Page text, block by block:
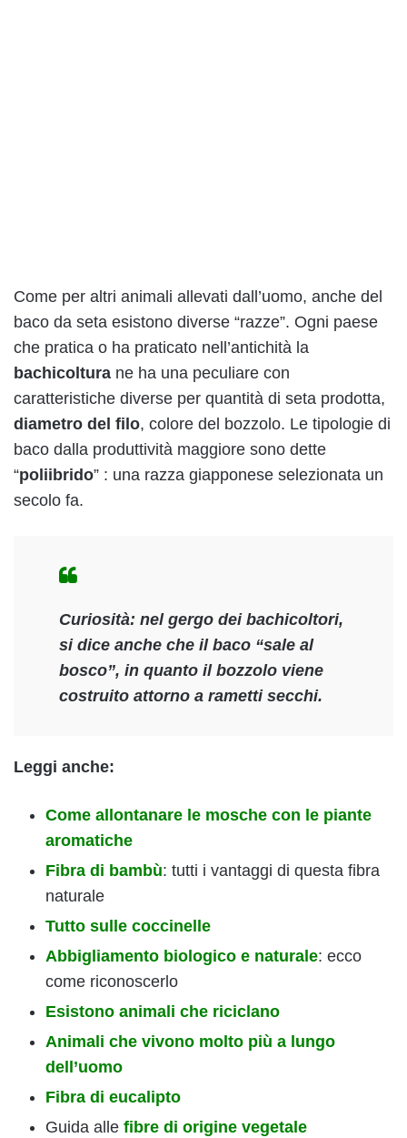
Come per altri animali allevati dall’uomo, anche del
baco da seta esistono diverse “razze”. Ogni paese
che pratica o ha praticato nell’antichità la
bachicoltura ne ha una peculiare con
caratteristiche diverse per quantità di seta prodotta,
diametro del filo, colore del bozzolo. Le tipologie di
baco dalla produttività maggiore sono dette
“poliibrido” : una razza giapponese selezionata un
secolo fa.
Curiosità: nel gergo dei bachicoltori,
si dice anche che il baco “sale al
bosco”, in quanto il bozzolo viene
costruito attorno a rametti secchi.
Leggi anche:
Come allontanare le mosche con le piante
aromatiche
Fibra di bambù: tutti i vantaggi di questa fibra
naturale
Tutto sulle coccinelle
Abbigliamento biologico e naturale: ecco
come riconoscerlo
Esistono animali che riciclano
Animali che vivono molto più a lungo
dell’uomo
Fibra di eucalipto
Guida alle fibre di origine vegetale